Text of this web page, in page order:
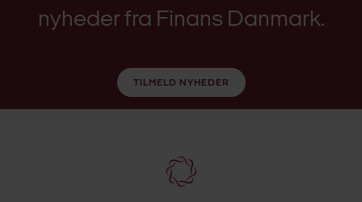
nyheder fra Finans Danmark.
TILMELD NYHEDER